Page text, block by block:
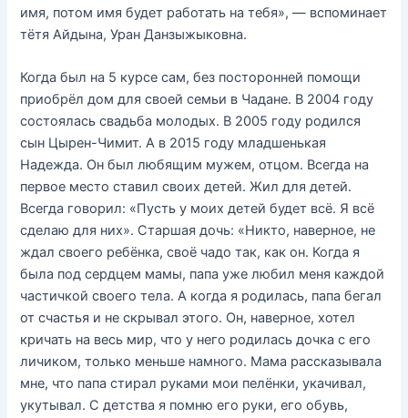
имя, потом имя будет работать на тебя», — вспоминает
тётя Айдына, Уран Данзыжыковна.
Когда был на 5 курсе сам, без посторонней помощи
приобрёл дом для своей семьи в Чадане. В 2004 году
состоялась свадьба молодых. В 2005 году родился
сын Цырен-Чимит. А в 2015 году младшенькая
Надежда. Он был любящим мужем, отцом. Всегда на
первое место ставил своих детей. Жил для детей.
Всегда говорил: «Пусть у моих детей будет всё. Я всё
сделаю для них». Старшая дочь: «Никто, наверное, не
ждал своего ребёнка, своё чадо так, как он. Когда я
была под сердцем мамы, папа уже любил меня каждой
частичкой своего тела. А когда я родилась, папа бегал
от счастья и не скрывал этого. Он, наверное, хотел
кричать на весь мир, что у него родилась дочка с его
личиком, только меньше намного. Мама рассказывала
мне, что папа стирал руками мои пелёнки, укачивал,
укутывал. С детства я помню его руки, его обувь,